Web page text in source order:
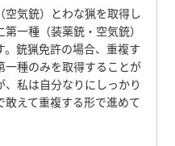
空気銃）とわな猟を取得し
一種（装薬銃・空気銃）
。銃猟免許の場合、重複す
一種のみを取得することが
私は自分なりにしっかり
敢えて重複する形で進めて